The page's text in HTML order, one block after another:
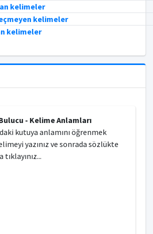
kelimeler
kelimeler
kelimeler
- Kelime Anlamları
kutuya anlamını öğrenmek
yazınız ve sonrada sözlükte